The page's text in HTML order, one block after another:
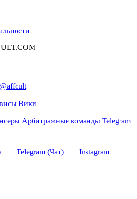
@affcult
Вики
Арбитражные команды Telegram-
Telegram (Чат)
Instagram